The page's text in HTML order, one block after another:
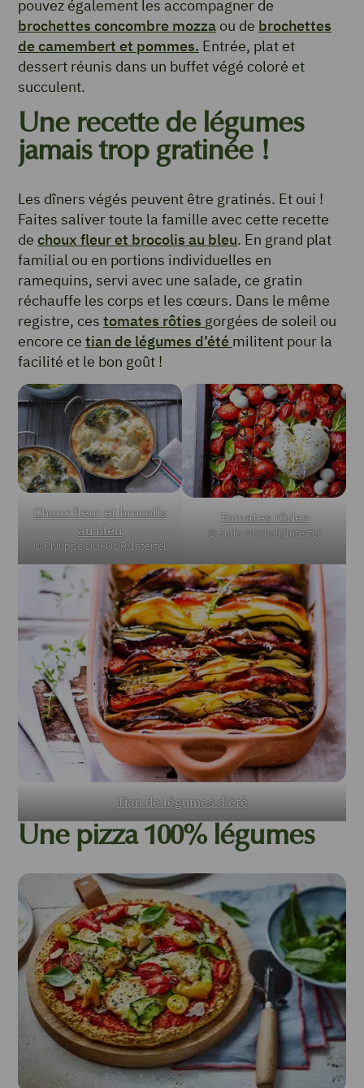
pouvez également les accompagner de
brochettes concombre mozza ou de brochettes
de camembert et pommes. Entrée, plat et
dessert réunis dans un buffet végé coloré et
succulent.
Une recette de légumes
jamais trop gratinée !
Les dîners végés peuvent être gratinés. Et oui !
Faites saliver toute la famille avec cette recette
de choux fleur et brocolis au bleu. En grand plat
familial ou en portions individuelles en
ramequins, servi avec une salade, ce gratin
réchauffe les corps et les cœurs. Dans le même
registre, ces tomates rôties gorgées de soleil ou
encore ce tian de légumes d’été militent pour la
facilité et le bon goût !
Choux fleur et brocolis
au bleu
© Philippe DUFOUR/Interfel
Tomates rôties
© Julie Mechali/Interfel
Tian de légumes d’été
Une pizza 100% légumes